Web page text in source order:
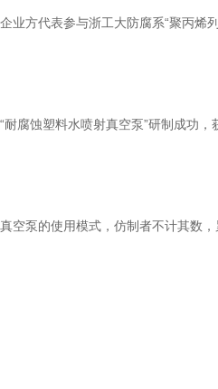
方代表参与浙工大防腐系“聚丙烯
蚀塑料水喷射真空泵”研制成功，
泵的使用模式，仿制者不计其数，